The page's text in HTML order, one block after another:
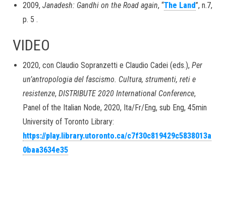
2009, Janadesh: Gandhi on the Road again, “The Land”, n.7,
p. 5 .
VIDEO
2020, con Claudio Sopranzetti e Claudio Cadei (eds.), Per
un’antropologia del fascismo. Cultura, strumenti, reti e
resistenze, DISTRIBUTE 2020 International Conference,
Panel of the Italian Node, 2020, Ita/Fr/Eng, sub Eng, 45min
University of Toronto Library:
https://play.library.utoronto.ca/c7f30c819429c5838013a
0baa3634e35